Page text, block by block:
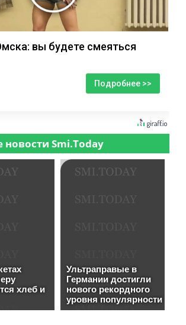
вы будете смеяться
Подробнее >>